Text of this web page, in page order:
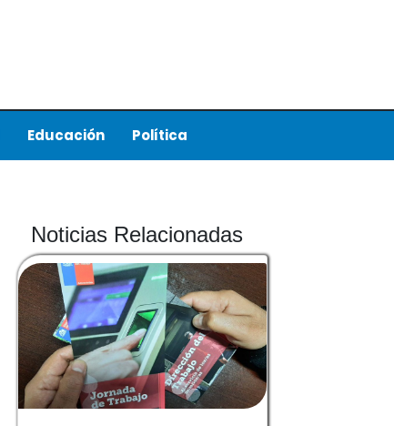
Educación Política
Noticias Relacionadas